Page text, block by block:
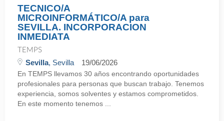
TECNICO/A
MICROINFORMÁTICO/A para
SEVILLA. INCORPORACION
INMEDIATA
TEMPS
Sevilla, Sevilla 19/06/2026
En TEMPS llevamos 30 años encontrando oportunidades
profesionales para personas que buscan trabajo. Tenemos
experiencia, somos solventes y estamos comprometidos.
En este momento tenemos ...